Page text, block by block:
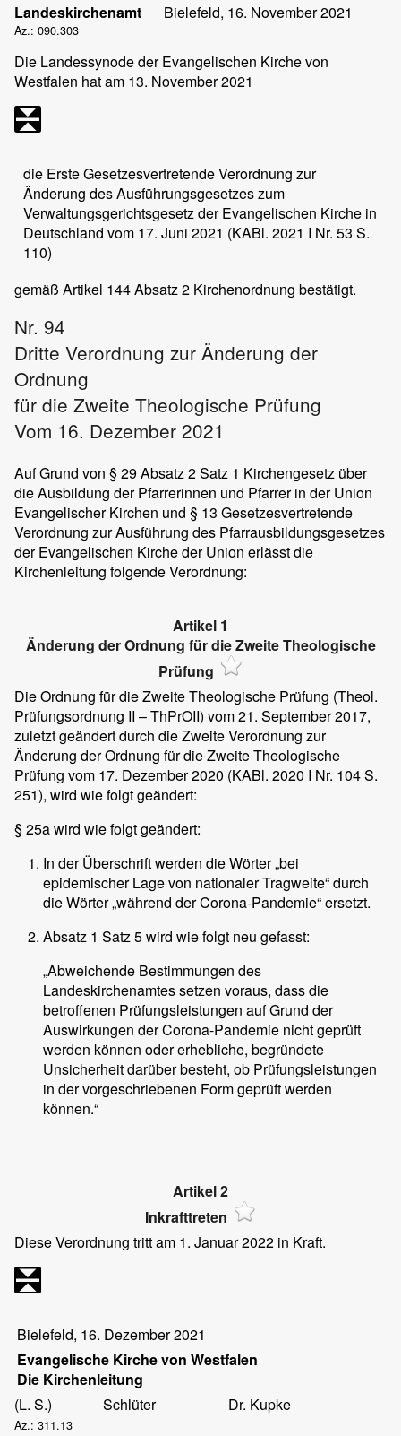
Landeskirchenamt Bielefeld, 16. November 2021
Az.: 090.303
Die Landessynode der Evangelischen Kirche von
Westfalen hat am 13. November 2021
die Erste Gesetzesvertretende Verordnung zur
Änderung des Ausführungsgesetzes zum
Verwaltungsgerichtsgesetz der Evangelischen Kirche in
Deutschland vom 17. Juni 2021 (KABl. 2021 I Nr. 53 S.
110)
gemäß Artikel 144 Absatz 2 Kirchenordnung bestätigt.
Nr. 94
Dritte Verordnung zur Änderung der
Ordnung
für die Zweite Theologische Prüfung
Vom 16. Dezember 2021
Auf Grund von § 29 Absatz 2 Satz 1 Kirchengesetz über
die Ausbildung der Pfarrerinnen und Pfarrer in der Union
Evangelischer Kirchen und § 13 Gesetzesvertretende
Verordnung zur Ausführung des Pfarrausbildungsgesetzes
der Evangelischen Kirche der Union erlässt die
Kirchenleitung folgende Verordnung:
Artikel 1
Änderung der Ordnung für die Zweite Theologische
Prüfung
Die Ordnung für die Zweite Theologische Prüfung (Theol.
Prüfungsordnung II – ThPrOII) vom 21. September 2017,
zuletzt geändert durch die Zweite Verordnung zur
Änderung der Ordnung für die Zweite Theologische
Prüfung vom 17. Dezember 2020 (KABl. 2020 I Nr. 104 S.
251), wird wie folgt geändert:
§ 25a wird wie folgt geändert:
In der Überschrift werden die Wörter „bei
epidemischer Lage von nationaler Tragweite“ durch
die Wörter „während der Corona-Pandemie“ ersetzt.
Absatz 1 Satz 5 wird wie folgt neu gefasst:
„Abweichende Bestimmungen des
Landeskirchenamtes setzen voraus, dass die
betroffenen Prüfungsleistungen auf Grund der
Auswirkungen der Corona-Pandemie nicht geprüft
werden können oder erhebliche, begründete
Unsicherheit darüber besteht, ob Prüfungsleistungen
in der vorgeschriebenen Form geprüft werden
können.“
Artikel 2
Inkrafttreten
Diese Verordnung tritt am 1. Januar 2022 in Kraft.
Bielefeld, 16. Dezember 2021
Evangelische Kirche von Westfalen
Die Kirchenleitung
(L. S.)
Schlüter Dr. Kupke
Az.: 311.13